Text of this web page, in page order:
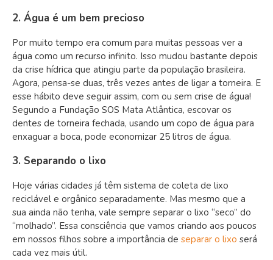
2. Água é um bem precioso
Por muito tempo era comum para muitas pessoas ver a
água como um recurso infinito. Isso mudou bastante depois
da crise hídrica que atingiu parte da população brasileira.
Agora, pensa-se duas, três vezes antes de ligar a torneira. E
esse hábito deve seguir assim, com ou sem crise de água!
Segundo a Fundação SOS Mata Atlântica, escovar os
dentes de torneira fechada, usando um copo de água para
enxaguar a boca, pode economizar 25 litros de água.
3. Separando o lixo
Hoje várias cidades já têm sistema de coleta de lixo
reciclável e orgânico separadamente. Mas mesmo que a
sua ainda não tenha, vale sempre separar o lixo “seco” do
“molhado”. Essa consciência que vamos criando aos poucos
em nossos filhos sobre a importância de separar o lixo será
cada vez mais útil.